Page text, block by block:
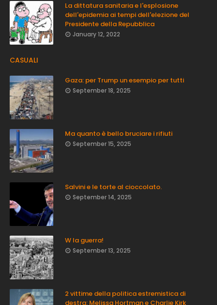
La dittatura sanitaria e l'esplosione
dell'epidemia ai tempi dell'elezione del
Presidente della Repubblica
January 12, 2022
CASUALI
Gaza: per Trump un esempio per tutti
September 18, 2025
Ma quanto è bello bruciare i rifiuti
September 15, 2025
Salvini e le torte al cioccolato.
September 14, 2025
W la guerra!
September 13, 2025
2 vittime della politica estremistica di
destra: Melissa Hortman e Charlie Kirk